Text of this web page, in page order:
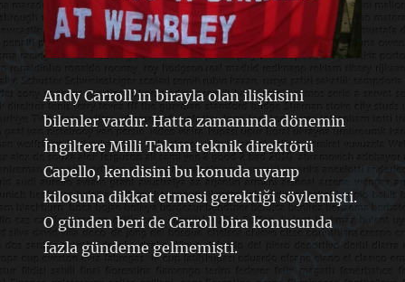
Andy Carroll’ın birayla olan ilişkisini
bilenler vardır. Hatta zamanında dönemin
İngiltere Milli Takım teknik direktörü
Capello, kendisini bu konuda uyarıp
kilosuna dikkat etmesi gerektiği söylemişti.
O günden beri de Carroll bira konusunda
fazla gündeme gelmemişti.